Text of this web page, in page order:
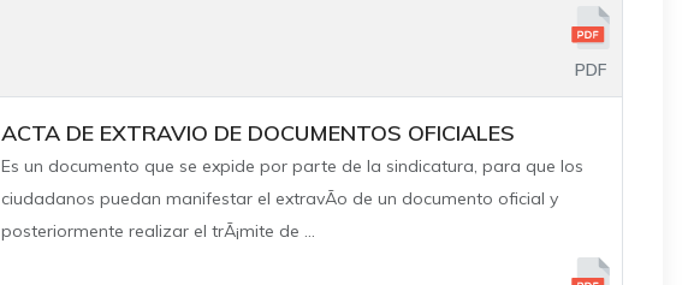
PDF
ACTA DE EXTRAVIO DE DOCUMENTOS OFICIALES
Es un documento que se expide por parte de la sindicatura, para que los
ciudadanos puedan manifestar el extravÃ­o de un documento oficial y
posteriormente realizar el trÃ¡mite de ...